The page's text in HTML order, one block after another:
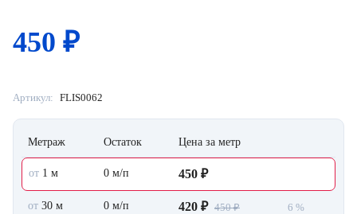
450 ₽
Артикул: FLIS0062
Метраж Остаток Цена за метр
от 1 м 0 м/п 450 ₽
от 30 м 0 м/п 420 ₽ 450 ₽ 6 %